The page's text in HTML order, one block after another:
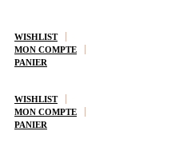
WISHLIST
MON COMPTE
PANIER
WISHLIST
MON COMPTE
PANIER